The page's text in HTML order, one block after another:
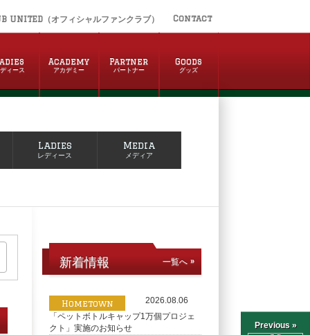
UNITED（オフィシャルファンクラブ） Contact
ィース
Academy
アカデミー
Partner
パートナー
Goods
グッズ
Previous »
Ladies
レディース
Media
メディア
新着情報 一覧へ »
Hometown
2026.08.06
「ペットボトルキャップ1万個プロジェ
クト」実施のお知らせ